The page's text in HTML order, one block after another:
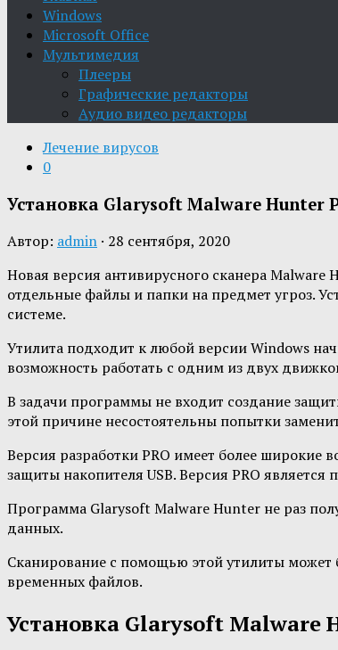
Windows
Microsoft Office
Мультимедия
Плееры
Графические редакторы
Aудио видео редакторы
Лечение вирусов
0
Установка Glarysoft Malware Hunter
Автор: admin · 28 сентября, 2020
Новая версия антивирусного сканера Malware
отдельные файлы и папки на предмет угроз.
системе.
Утилита подходит к любой версии Windows
возможность работать с одним из двух
В задачи программы не входит создание
этой причине несостоятельны попытки
Версия разработки PRO имеет более широкие
защиты накопителя USB. Версия PRO является
Программа Glarysoft Malware Hunter не раз
данных.
Сканирование с помощью этой утилиты
временных файлов.
Установка Glarysoft Malware